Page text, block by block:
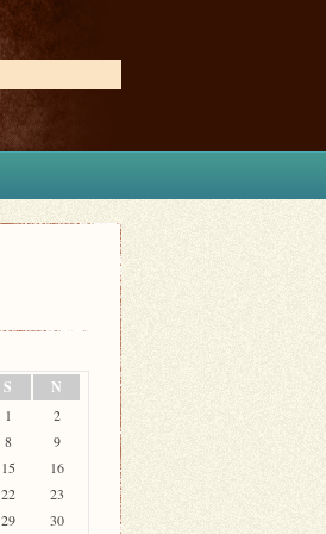
S N
1
2
8
9
15
16
22
23
29
30